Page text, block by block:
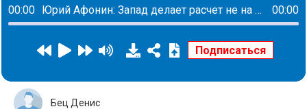
00:00 Юрий Афонин: Запад делает расчет не на военное поражение, а на разрушение России изнутри 00:00
Бец Денис